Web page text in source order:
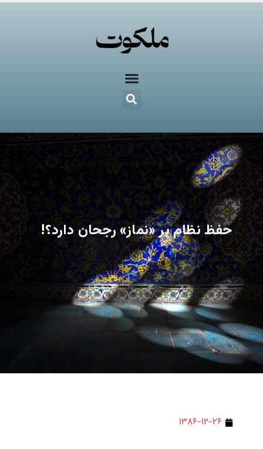
حفظ نظام بر «نماز» رجحان دارد؟!
۱۳۸۶-۱۲-۲۶